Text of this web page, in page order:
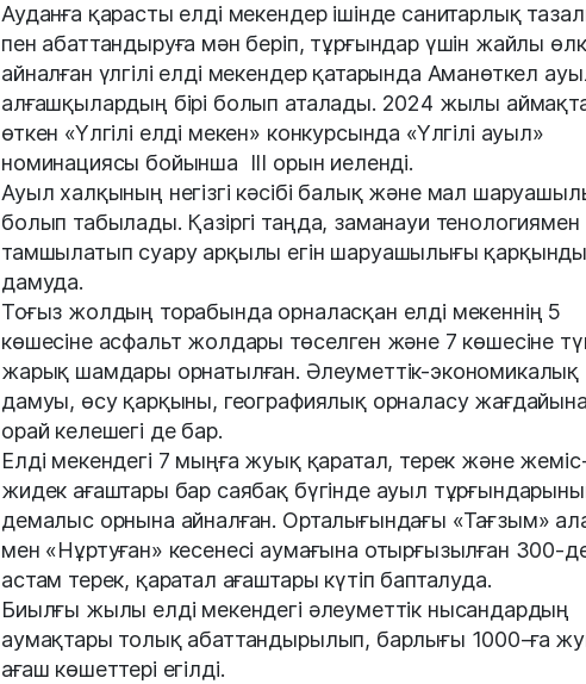
Ауданға қарасты елді мекендер ішінде санитарлық
пен абаттандыруға мән беріп, тұрғындар үшін жайлы
айналған үлгілі елді мекендер қатарында Аманөткел
алғашқылардың бірі болып аталады. 2024 жылы
өткен «Үлгілі елді мекен» конкурсында «Үлгілі ауыл»
номинациясы бойынша III орын иеленді.
Ауыл халқының негізгі кәсібі балық және мал
болып табылады. Қазіргі таңда, заманауи тенологиямен
тамшылатып суару арқылы егін шаруашылығы қарқынды
дамуда.
Тоғыз жолдың торабында орналасқан елді мекеннің 5
көшесіне асфальт жолдары төселген және 7 көшесіне
жарық шамдары орнатылған. Әлеуметтік-экономикалық
дамуы, өсу қарқыны, географиялық орналасу жағдайына
орай келешегі де бар.
Елді мекендегі 7 мыңға жуық қаратал, терек және
жидек ағаштары бар саябақ бүгінде ауыл
демалыс орнына айналған. Орталығындағы «Тағзым»
мен «Нұртуған» кесенесі аумағына отырғызылған 300-
астам терек, қаратал ағаштары күтіп бапталуда.
Биылғы жылы елді мекендегі әлеуметтік нысандардың
аумақтары толық абаттандырылып, барлығы 1000-ға
ағаш көшеттері егілді.